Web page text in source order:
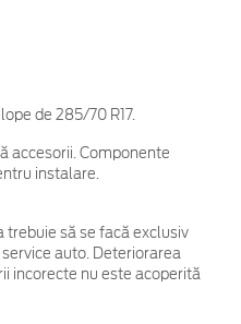
de 285/70 R17.
accesorii. Componente
instalare.
trebuie să se facă exclusiv
auto. Deteriorarea
incorecte nu este acoperită